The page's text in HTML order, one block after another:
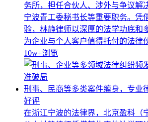
务所，担任合伙人、涉外与争议解
宁波青工委秘书长等重要职务。凭
验，林静律师以深厚的法学功底和
为企业与个人客户值得托付的法律
10w+浏览
刑事、民商等多类案件缠身，专业
好评
在浙江宁波的法律界，北京盈科（